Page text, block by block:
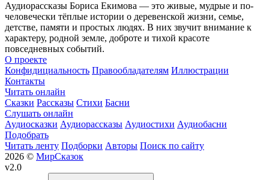
Аудиорассказы Бориса Екимова — это живые, мудрые и по-
человечески тёплые истории о деревенской жизни, семье,
детстве, памяти и простых людях. В них звучит внимание к
характеру, родной земле, доброте и тихой красоте
повседневных событий.
О проекте
Конфидициальность Правообладателям Иллюстрации
Контакты
Читать онлайн
Сказки Рассказы Стихи Басни
Слушать онлайн
Аудиосказки Аудиорассказы Аудиостихи Аудиобасни
Подобрать
Читать ленту Подборки Авторы Поиск по сайту
2026 © МирСказок
v2.0